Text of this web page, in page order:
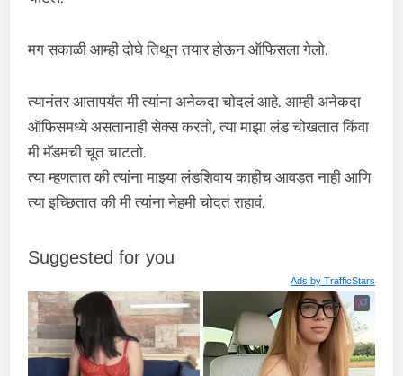
मग सकाळी आम्ही दोघे तिथून तयार होऊन ऑफिसला गेलो.
त्यानंतर आतापर्यंत मी त्यांना अनेकदा चोदलं आहे. आम्ही अनेकदा
ऑफिसमध्ये असतानाही सेक्स करतो, त्या माझा लंड चोखतात किंवा
मी मॅडमची चूत चाटतो.
त्या म्हणतात की त्यांना माझ्या लंडशिवाय काहीच आवडत नाही आणि
त्या इच्छितात की मी त्यांना नेहमी चोदत राहावं.
Suggested for you
Ads by TrafficStars